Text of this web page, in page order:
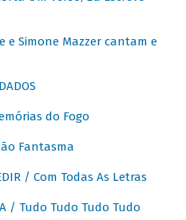
e Simone Mazzer cantam e
do Fogo
Fantasma
/ Com Todas As Letras
/ Tudo Tudo Tudo Tudo